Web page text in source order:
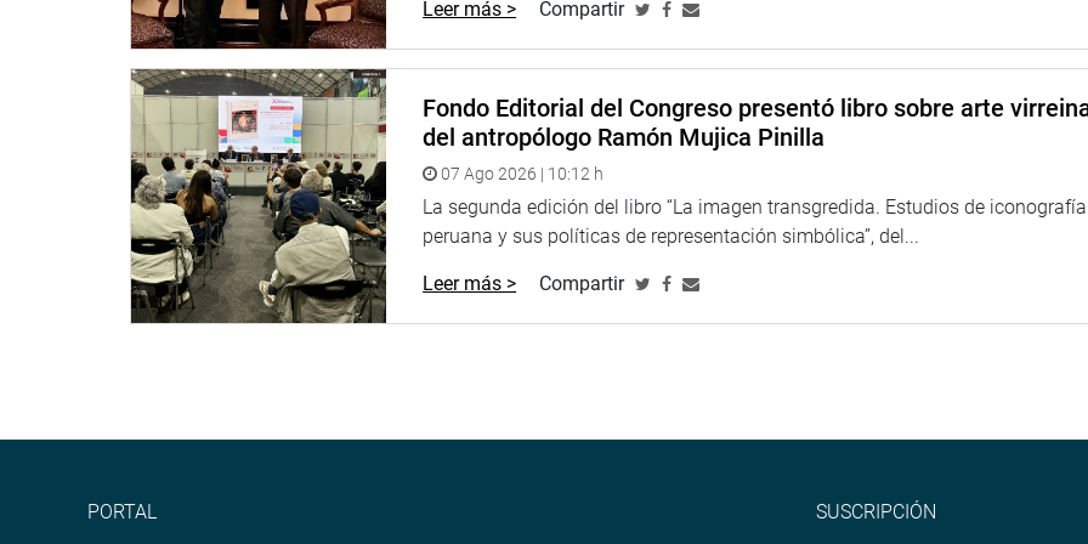
Leer más > Compartir
Fondo Editorial del Congreso presentó libro sobre arte
del antropólogo Ramón Mujica Pinilla
07 Ago 2026 | 10:12 h
La segunda edición del libro “La imagen transgredida. Estudios de iconografía
peruana y sus políticas de representación simbólica”, del...
Leer más > Compartir
PORTAL SUSCRIPCIÓN